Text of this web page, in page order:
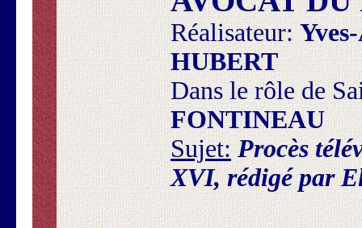
Réalisateur:
HUBERT
Dans le rôle de
FONTINEAU
Sujet: Procès
XVI, rédigé par